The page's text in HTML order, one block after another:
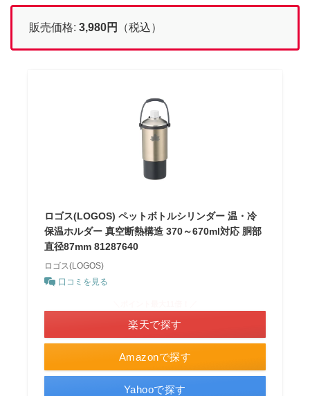
販売価格: 3,980円 （税込）
ロゴス(LOGOS) ペットボトルシリンダー 温・冷
保温ホルダー 真空断熱構造 370～670ml対応 胴部
直径87mm 81287640
ロゴス(LOGOS)
口コミを見る
Amazonで探す
楽天で探す
Yahooで探す